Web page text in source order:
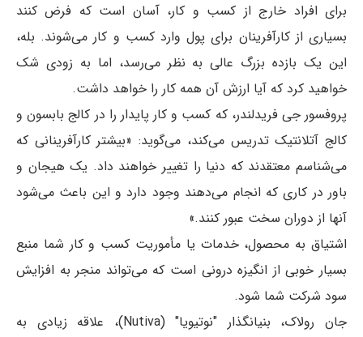
برای افراد خارج از کسب و کار، آسان است که فرض کنند
بسیاری از کارآفرینان برای پول وارد کسب و کار می‌شوند. بله،
این یک بازده بزرگ عالی به نظر می‌رسد، اما به زودی شک
خواهید کرد که آیا ارزش آن همه کار را خواهد داشت.
پروفسور جی فریدلندر، که کسب و کار پایدار را در کالج بابسون و
کالج آتلانتیک تدریس می‌کند، می‌گوید: «بیشتر کارآفرینانی که
می‌شناسم معتقدند که دنیا را تغییر خواهند داد. یک هیجان و
باور در کاری که انجام می‌دهند وجود دارد و این باعث می‌شود
آنها از دوران سخت عبور کنند.»
اشتیاق به محصول، خدمات یا مأموریت کسب و کار شما منبع
بسیار خوبی از انگیزه درونی است که می‌تواند منجر به افزایش
سود شرکت شما شود.
جان رولاک، بنیانگذار "نوتیویا" (Nutiva)، علاقه زیادی به